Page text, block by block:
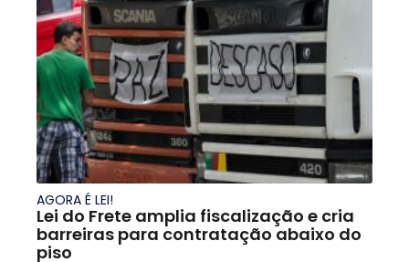
AGORA É LEI!
Lei do Frete amplia fiscalização e cria
barreiras para contratação abaixo do
piso